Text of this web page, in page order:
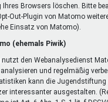
Ihres Browsers löschen. Bitte
Out-Plugin von Matomo
Einsatz von Matomo).
(ehemals Piwik)
den Webanalysedienst
und regelmäßig
kann die Jugendstiftung
interessanter ausgestalten.